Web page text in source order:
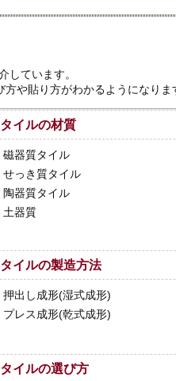
しています。
や貼り方がわかるようになりま
タイルの材質
磁器質タイル
せっき質タイル
陶器質タイル
土器質
タイルの製造方法
押出し成形(湿式成形)
プレス成形(乾式成形)
タイルの選び方